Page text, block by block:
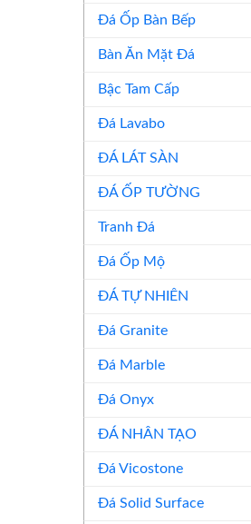
Đá Ốp Bàn Bếp
Bàn Ăn Mặt Đá
Bậc Tam Cấp
Đá Lavabo
ĐÁ LÁT SÀN
ĐÁ ỐP TƯỜNG
Tranh Đá
Đá Ốp Mộ
ĐÁ TỰ NHIÊN
Đá Granite
Đá Marble
Đá Onyx
ĐÁ NHÂN TẠO
Đá Vicostone
Đá Solid Surface